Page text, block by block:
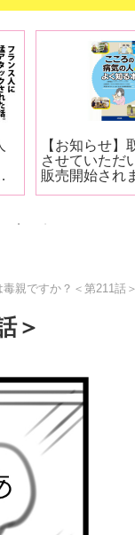
【お知らせ】
させていただ
販売開始され
毒親ですか？＜第211話＞
＞